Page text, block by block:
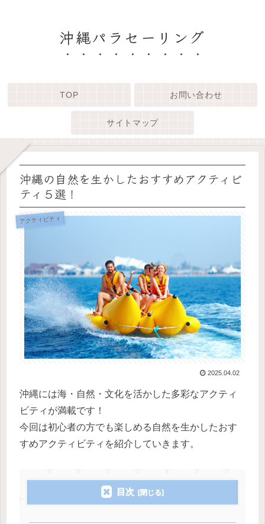
沖縄パラセーリング
TOP お問い合わせ
サイトマップ
沖縄の自然を生かしたおすすめアクティビ
ティ５選！
アクティビティ
2025.04.02
沖縄には海・自然・文化を活かした多彩なアクティ
ビティが満載です！
今回は初心者の方でも楽しめる自然を生かしたおす
すめアクティビティを紹介していきます。
目次